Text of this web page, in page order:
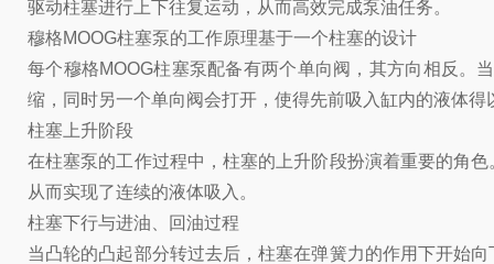
驱动柱塞进行上下往复运动，从而高效完成泵油任务。
穆格MOOG柱塞泵的工作原理基于一个柱塞的设计
每个穆格MOOG柱塞泵配备有两个单向阀，其方向相反。
缩，同时另一个单向阀会打开，使得先前吸入缸内的液体
柱塞上升阶段
在柱塞泵的工作过程中，柱塞的上升阶段扮演着重要的角
从而实现了连续的液体吸入。
柱塞下行与进油、回油过程
当凸轮的凸起部分转过去后，柱塞在弹簧力的作用下开始